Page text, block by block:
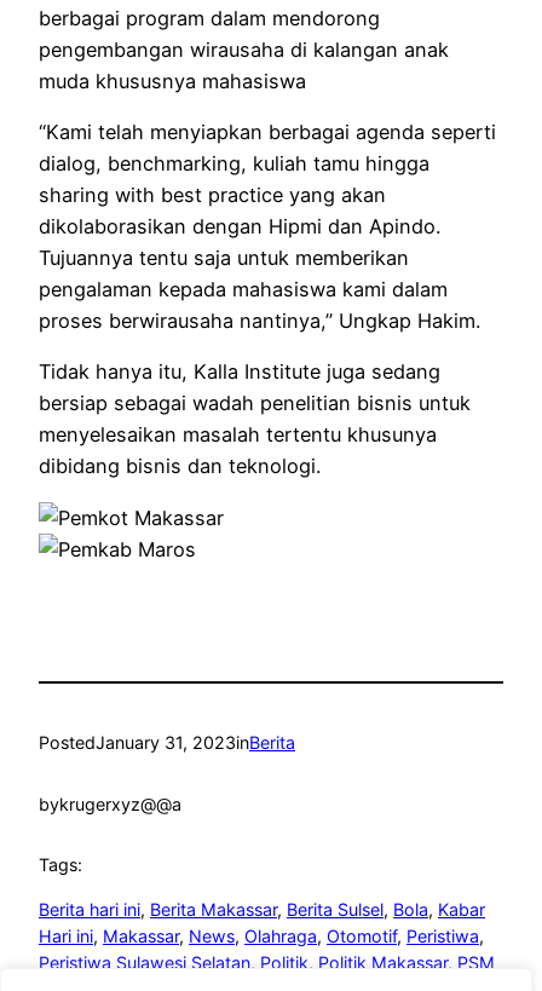
berbagai program dalam mendorong
pengembangan wirausaha di kalangan anak
muda khususnya mahasiswa
“Kami telah menyiapkan berbagai agenda seperti
dialog, benchmarking, kuliah tamu hingga
sharing with best practice yang akan
dikolaborasikan dengan Hipmi dan Apindo.
Tujuannya tentu saja untuk memberikan
pengalaman kepada mahasiswa kami dalam
proses berwirausaha nantinya,” Ungkap Hakim.
Tidak hanya itu, Kalla Institute juga sedang
bersiap sebagai wadah penelitian bisnis untuk
menyelesaikan masalah tertentu khusunya
dibidang bisnis dan teknologi.
PostedJanuary 31, 2023inBerita
bykrugerxyz@@a
Tags:
Berita hari ini, Berita Makassar, Berita Sulsel, Bola, Kabar
Hari ini, Makassar, News, Olahraga, Otomotif, Peristiwa
Peristiwa Sulawesi Selatan, Politik, Politik Makassar, PSM